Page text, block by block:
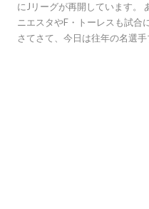
にJリーグが再開しています。
ニエスタやF・トーレスも試合
さてさて、今日は往年の名選